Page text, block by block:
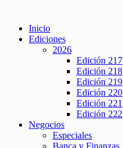
Inicio
Ediciones
2026
Edición 217
Edición 218
Edición 219
Edición 220
Edición 221
Edición 222
Negocios
Especiales
Banca y Finanzas